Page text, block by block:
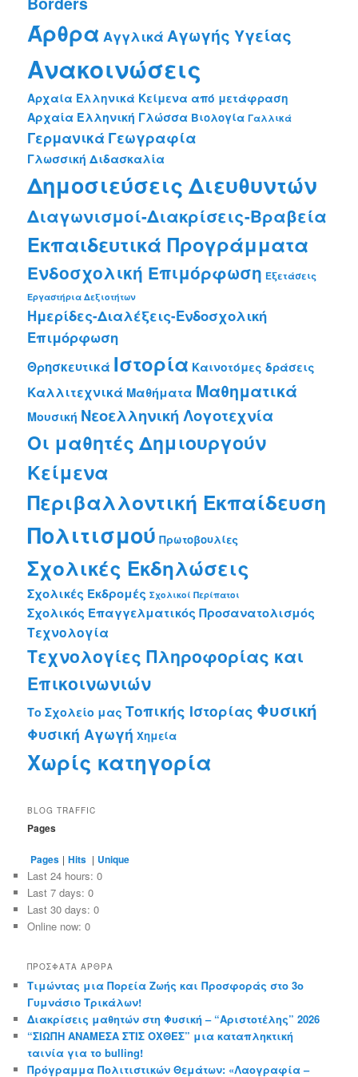
Άρθρα Αγγλικά Αγωγής Υγείας
Ανακοινώσεις
Αρχαία Ελληνικά Κείμενα από μετάφραση
Αρχαία Ελληνική Γλώσσα Βιολογία Γαλλικά
Γερμανικά Γεωγραφία
Γλωσσική Διδασκαλία
Δημοσιεύσεις Διευθυντών
Διαγωνισμοί-Διακρίσεις-Βραβεία
Εκπαιδευτικά Προγράμματα
Ενδοσχολική Επιμόρφωση Εξετάσεις
Εργαστήρια Δεξιοτήτων
Ημερίδες-Διαλέξεις-Ενδοσχολική
Επιμόρφωση
Θρησκευτικά Ιστορία Καινοτόμες δράσεις
Καλλιτεχνικά Μαθήματα Μαθηματικά
Μουσική Νεοελληνική Λογοτεχνία
Οι μαθητές Δημιουργούν
Κείμενα
Περιβαλλοντική Εκπαίδευση
Πολιτισμού Πρωτοβουλίες
Σχολικές Εκδηλώσεις
Σχολικές Εκδρομές Σχολικοί Περίπατοι
Σχολικός Επαγγελματικός Προσανατολισμός
Τεχνολογία
Τεχνολογίες Πληροφορίας και
Επικοινωνιών
Το Σχολείο μας Τοπικής Ιστορίας Φυσική
Φυσική Αγωγή Χημεία
Χωρίς κατηγορία
BLOG TRAFFIC
Pages
Pages | Hits | Unique
Last 24 hours:0
Last 7 days:0
Last 30 days:0
Online now: 0
ΠΡΌΣΦΑΤΑ ΆΡΘΡΑ
Τιμώντας μια Πορεία Ζωής και Προσφοράς στο 3ο
Γυμνάσιο Τρικάλων!
Διακρίσεις μαθητών στη Φυσική – “Αριστοτέλης” 2026
“ΣΙΩΠΗ ΑΝΑΜΕΣΑ ΣΤΙΣ ΟΧΘΕΣ” μια καταπληκτική
ταινία για το bulling!
Πρόγραμμα Πολιτιστικών Θεμάτων: «Λαογραφία –